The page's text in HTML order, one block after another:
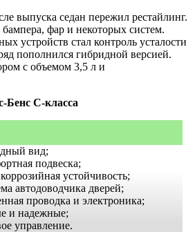
выпуска седан пережил рестайлинг.
фар и некоторых систем.
устройств стал контроль усталости
пополнился гибридной версией.
с объемом 3,5 л и
Бенс С-класса
вид;
подвеска;
устойчивость;
автодоводчика дверей;
проводка и электроника;
и надежные;
управление.